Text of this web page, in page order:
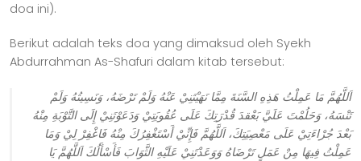
doa ini).
Berikut adalah teks doa yang dimaksud oleh Syekh
Abdurrahman As-Shafuri dalam kitab tersebut:
اَللَّهُمَّ مَا عَمِلْتُ هَذِهِ السَّنَةَ مِمَّا نَهَيْتَنِيْ عَنْهُ وَلَمْ تَرْضَهُ، وَنَسِيتُهُ وَلَمْ
تَنْسَهُ، وَحَلُمْتَ عَلَيَّ بَعْقدَ قُدْرَتِكَ عَلَى عُقُوبَتِيْ وَدَعَوْتَنِيْ إِلَى التَّوْبَةِ مِنْهُ
بَعْدَ جُرْاءَتِيْ عَلَى مَعْصِيَتِكَ، اَللَّهُمَّ فَإِنِّيْ أَسْتَغْفِرُكَ مِنْهُ فَاغْفِرْ لِيْ وَمَا
عَمِلْتُ فِيهَا مِنْ عَمَلٍ تَرْضَاهُ وَوَعَدْتَنِيْ عَلَيْهِ الثَّوَابَ فَأَسْأَلُكَ اَللَّهُمَّ يَا